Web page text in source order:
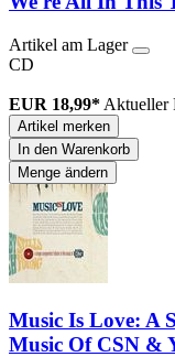
Artikel am Lager
CD
EUR 18,99* Aktueller
Artikel merken
In den Warenkorb
Menge ändern
Music Is Love: A
Music Of CSN &